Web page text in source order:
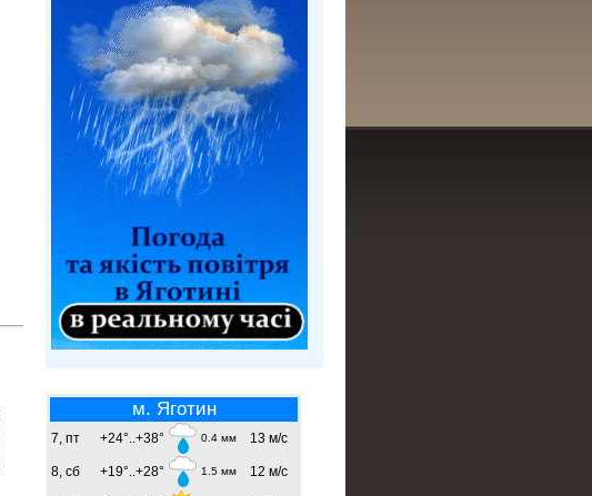
м. Яготин
7, пт +24°..+38° 0.4 мм 13 м/с
8, сб +19°..+28° 1.5 мм 12 м/с